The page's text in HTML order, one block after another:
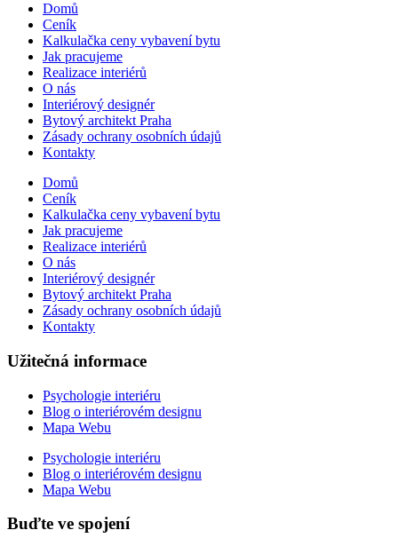
Domů
Ceník
Kalkulačka ceny vybavení bytu
Jak pracujeme
Realizace interiérů
O nás
Interiérový designér
Bytový architekt Praha
Zásady ochrany osobních údajů
Kontakty
Domů
Ceník
Kalkulačka ceny vybavení bytu
Jak pracujeme
Realizace interiérů
O nás
Interiérový designér
Bytový architekt Praha
Zásady ochrany osobních údajů
Kontakty
Užitečná informace
Psychologie interiéru
Blog o interiérovém designu
Mapa Webu
Psychologie interiéru
Blog o interiérovém designu
Mapa Webu
Buďte ve spojení